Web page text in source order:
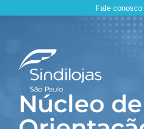
Fale conosco
Núcleo de